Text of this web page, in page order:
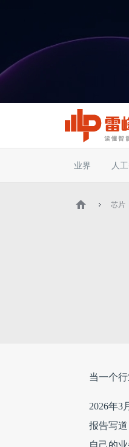
业界 人
芯片
当一个
2026年3
报告写
自己的业